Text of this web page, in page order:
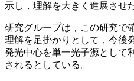
示し，理解を大きく進展させた
研究グループは，この研究で
理解を足掛かりとして，今後
発光中心を単一光子源として
されるとしている。